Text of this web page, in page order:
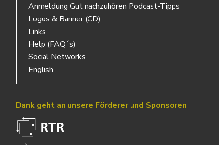
Anmeldung Gut nachzuhören Podcast-Tipps
Logos & Banner (CD)
Links
Help (FAQ´s)
Social Networks
English
Dank geht an unsere Förderer und Sponsoren